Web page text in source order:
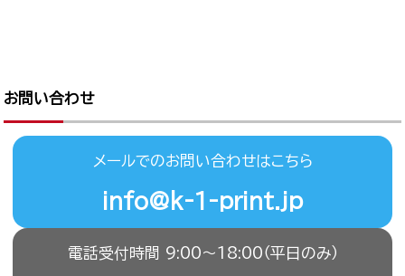
お問い合わせ
メールでのお問い合わせはこちら
info@k-1-print.jp
電話受付時間 9:00〜18:00（平日のみ）